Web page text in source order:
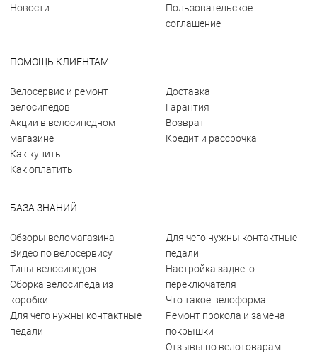
Новости
Пользовательское
соглашение
ПОМОЩЬ КЛИЕНТАМ
Велосервис и ремонт
велосипедов
Акции в велосипедном
магазине
Как купить
Как оплатить
Доставка
Гарантия
Возврат
Кредит и рассрочка
БАЗА ЗНАНИЙ
Обзоры веломагазина
Видео по велосервису
Типы велосипедов
Сборка велосипеда из
коробки
Для чего нужны контактные
педали
Для чего нужны контактные
педали
Настройка заднего
переключателя
Что такое велоформа
Ремонт прокола и замена
покрышки
Отзывы по велотоварам